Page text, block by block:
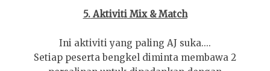
5.AktivitiMix & Match
Ini aktiviti yang paling AJ suka....
Setiap peserta bengkel diminta membawa 2